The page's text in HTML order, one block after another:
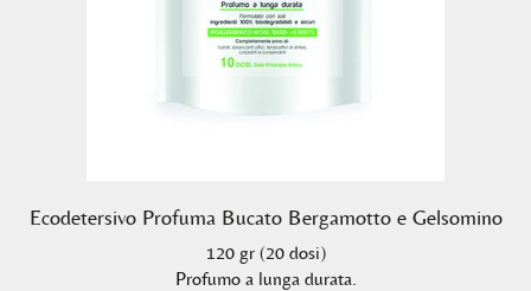
Ecodetersivo Profuma Bucato Bergamotto e Gelsomino
120 gr (20 dosi)
Profumo a lunga durata.